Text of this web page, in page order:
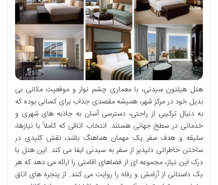
هتل هیلتون سیدنی، با معماری چشم نواز و موقعیت مکانی بی
بدیل خود در مرکز شهر، همیشه مقصدی جذاب برای کسانی بوده که
به دنبال ترکیبی از راحتی، دسترسی آسان به جاذبه های شهری و
خدماتی در سطح جهانی هستند. انتخاب اتاقی که کاملاً با نیازها،
سلیقه و هدف سفر یک مهمان هماهنگ باشد، نقش کلیدی در
ساختن خاطراتی دلپذیر از سفر به سیدنی ایفا می کند. این هتل با
درک این نیاز، مجموعه ای از فضاهای اقامتی را ارائه می دهد که هر
یک داستانی از آرامش و رفاه را روایت می کنند. از پنجره های اتاق